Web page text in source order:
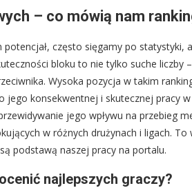
– co mówią nam
potencjał, często sięgamy po
bloku to nie tylko suche
Wysoka pozycja w takim
jego konsekwentnej i skutecznej pracy
jego wpływu na przebieg
w różnych drużynach i ligach.
podstawą naszej pracy na portalu.
najlepszych graczy?